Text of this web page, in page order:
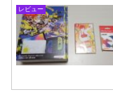
レビュー